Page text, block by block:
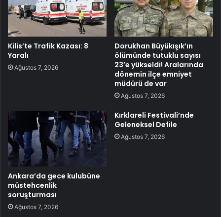
Kilis’te Trafik Kazası: 8
Yaralı
Ağustos 7, 2026
Dorukhan Büyükışık’ın
ölümünde tutuklu sayısı
23’e yükseldi! Aralarında
dönemin ilçe emniyet
müdürü de var
Ağustos 7, 2026
Ankara’da gece kulubüne
müstehcenlik
soruşturması
Ağustos 7, 2026
Kırklareli Festivali’nde
Geleneksel Defile
Ağustos 7, 2026